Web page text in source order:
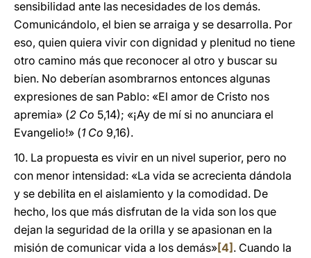
sensibilidad ante las necesidades de los demás.
Comunicándolo, el bien se arraiga y se desarrolla. Por
eso, quien quiera vivir con dignidad y plenitud no tiene
otro camino más que reconocer al otro y buscar su
bien. No deberían asombrarnos entonces algunas
expresiones de san Pablo: «El amor de Cristo nos
apremia» (2 Co 5,14); «¡Ay de mí si no anunciara el
Evangelio!» (1 Co 9,16).
10. La propuesta es vivir en un nivel superior, pero no
con menor intensidad: «La vida se acrecienta dándola
y se debilita en el aislamiento y la comodidad. De
hecho, los que más disfrutan de la vida son los que
dejan la seguridad de la orilla y se apasionan en la
misión de comunicar vida a los demás»[4] . Cuando la